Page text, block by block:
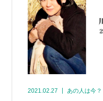
2021.02.27 あの人は今？